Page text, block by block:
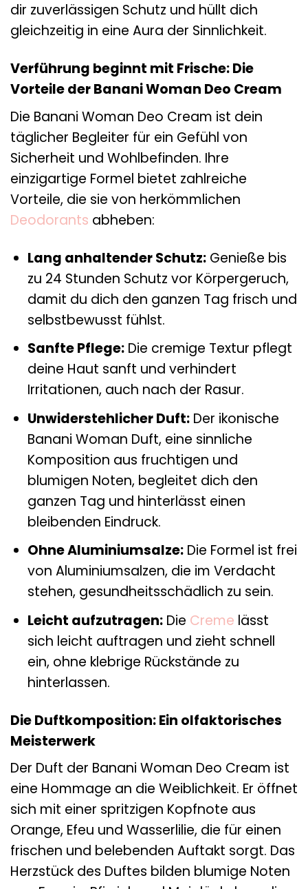
dir zuverlässigen Schutz und hüllt dich
gleichzeitig in eine Aura der Sinnlichkeit.
Verführung beginnt mit Frische: Die
Vorteile der Banani Woman Deo Cream
Die Banani Woman Deo Cream ist dein
täglicher Begleiter für ein Gefühl von
Sicherheit und Wohlbefinden. Ihre
einzigartige Formel bietet zahlreiche
Vorteile, die sie von herkömmlichen
Deodorants abheben:
Lang anhaltender Schutz:Genieße bis
zu 24 Stunden Schutz vor Körpergeruch,
damit du dich den ganzen Tag frisch und
selbstbewusst fühlst.
Sanfte Pflege:Die cremige Textur pflegt
deine Haut sanft und verhindert
Irritationen, auch nach der Rasur.
Unwiderstehlicher Duft:Der ikonische
Banani Woman Duft, eine sinnliche
Komposition aus fruchtigen und
blumigen Noten, begleitet dich den
ganzen Tag und hinterlässt einen
bleibenden Eindruck.
Ohne Aluminiumsalze:Die Formel ist frei
von Aluminiumsalzen, die im Verdacht
stehen, gesundheitsschädlich zu sein.
Leicht aufzutragen:Die Creme lässt
sich leicht auftragen und zieht schnell
ein, ohne klebrige Rückstände zu
hinterlassen.
Die Duftkomposition: Ein olfaktorisches
Meisterwerk
Der Duft der Banani Woman Deo Cream ist
eine Hommage an die Weiblichkeit. Er öffnet
sich mit einer spritzigen Kopfnote aus
Orange, Efeu und Wasserlilie, die für einen
frischen und belebenden Auftakt sorgt. Das
Herzstück des Duftes bilden blumige Noten